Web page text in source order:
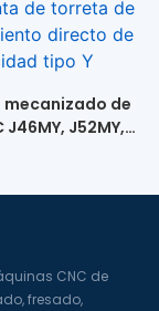
mecanizado de
J52MY,
directo de
CNC de
fresado,